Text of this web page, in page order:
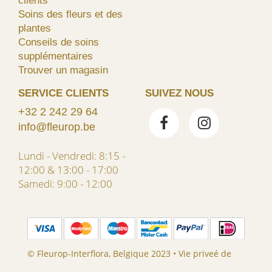
Soins des fleurs et des
plantes
Conseils de soins
supplémentaires
Trouver un magasin
SERVICE CLIENTS
+32 2 242 29 64
info@fleurop.be
Lundi - Vendredi: 8:15 -
12:00 & 13:00 - 17:00
Samedi: 9:00 - 12:00
SUIVEZ NOUS
© Fleurop-Interflora, Belgique 2023 • Vie priveé de